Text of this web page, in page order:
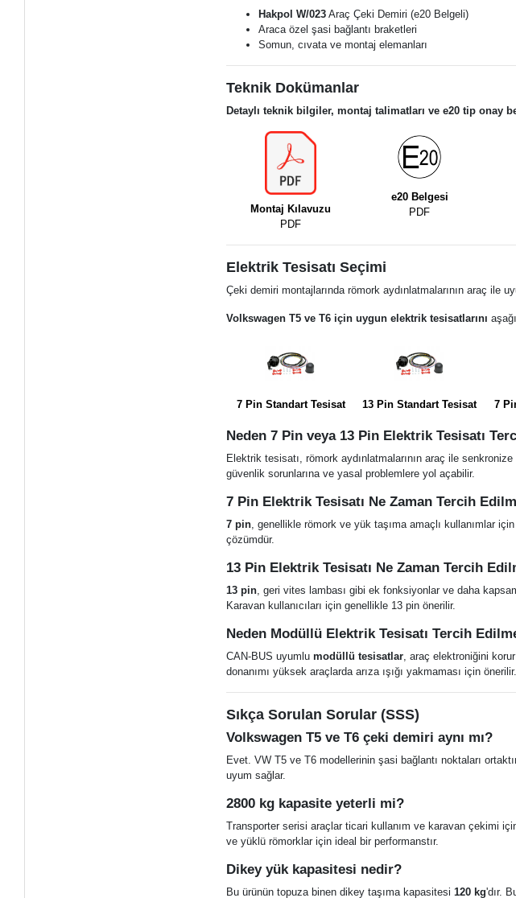
Hakpol W/023 Araç Çeki Demiri (e20 Belgeli)
Araca özel şasi bağlantı braketleri
Somun, cıvata ve montaj elemanları
Teknik Dokümanlar
Detaylı teknik bilgiler, montaj talimatları ve e20 tip onay
Montaj Kılavuzu
PDF
e20 Belgesi
PDF
Elektrik Tesisatı Seçimi
Çeki demiri montajlarında römork aydınlatmalarının araç ile
Volkswagen T5 ve T6 için uygun elektrik tesisatlarını
7 Pin Standart Tesisat 13 Pin Standart Tesisat 7
Neden 7 Pin veya 13 Pin Elektrik Tesisatı
Elektrik tesisatı, römork aydınlatmalarının araç ile
güvenlik sorunlarına ve yasal problemlere yol açabilir.
7 Pin Elektrik Tesisatı Ne Zaman Tercih
7 pin , genellikle römork ve yük taşıma amaçlı kullanımlar
çözümdür.
13 Pin Elektrik Tesisatı Ne Zaman Tercih
13 pin , geri vites lambası gibi ek fonksiyonlar ve daha
Karavan kullanıcıları için genellikle 13 pin önerilir.
Neden Modüllü Elektrik Tesisatı Tercih
CAN-BUS uyumlumodüllü tesisatlar , araç elektroniğini
donanımı yüksek araçlarda arıza ışığı yakmaması için önerilir.
Sıkça Sorulan Sorular (SSS)
Volkswagen T5 ve T6 çeki demiri aynı mı?
Evet. VW T5 ve T6 modellerinin şasi bağlantı noktaları
uyum sağlar.
2800 kg kapasite yeterli mi?
Transporter serisi araçlar ticari kullanım ve karavan çekimi
ve yüklü römorklar için ideal bir performanstır.
Dikey yük kapasitesi nedir?
Bu ürünün topuza binen dikey taşıma kapasitesi 120 kg'dır.